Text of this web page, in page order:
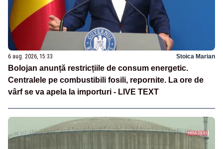
6 aug. 2026, 15:33 Stoica Marian
Bolojan anunță restricțiile de consum energetic.
Centralele pe combustibili fosili, repornite. La ore de
vârf se va apela la importuri - LIVE TEXT